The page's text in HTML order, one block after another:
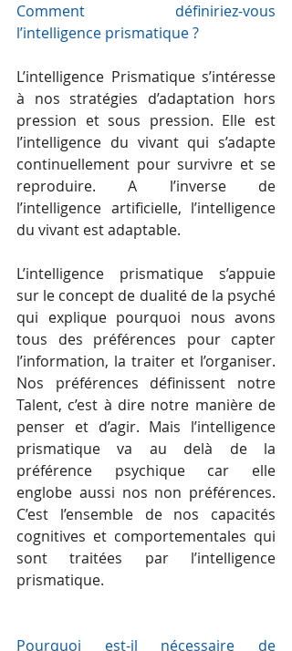
Comment définiriez-vous
l’intelligence prismatique ?
L’intelligence Prismatique s’intéresse
à nos stratégies d’adaptation hors
pression et sous pression. Elle est
l’intelligence du vivant qui s’adapte
continuellement pour survivre et se
reproduire. A l’inverse de
l’intelligence artificielle, l’intelligence
du vivant est adaptable.
L’intelligence prismatique s’appuie
sur le concept de dualité de la psyché
qui explique pourquoi nous avons
tous des préférences pour capter
l’information, la traiter et l’organiser.
Nos préférences définissent notre
Talent, c’est à dire notre manière de
penser et d’agir. Mais l’intelligence
prismatique va au delà de la
préférence psychique car elle
englobe aussi nos non préférences.
C’est l’ensemble de nos capacités
cognitives et comportementales qui
sont traitées par l’intelligence
prismatique.
Pourquoi est-il nécessaire de